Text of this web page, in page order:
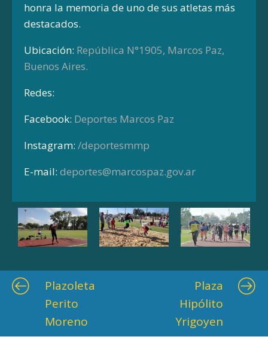
honra la memoria de uno de sus atletas más
destacados.
Ubicación: República N°1905, Marcos Paz,
Buenos Aires.
Redes:
Facebook: Deportes Marcos Paz
Instagram: /deportesmmp
E-mail: deportes@marcospaz.gov.ar
Plazoleta
Perito
Moreno
Plaza
Hipólito
Yrigoyen